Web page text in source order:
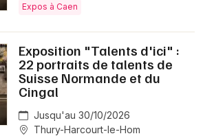
Expos à Caen
Exposition "Talents d'ici" :
22 portraits de talents de
Suisse Normande et du
Cingal
Jusqu'au 30/10/2026
Thury-Harcourt-le-Hom